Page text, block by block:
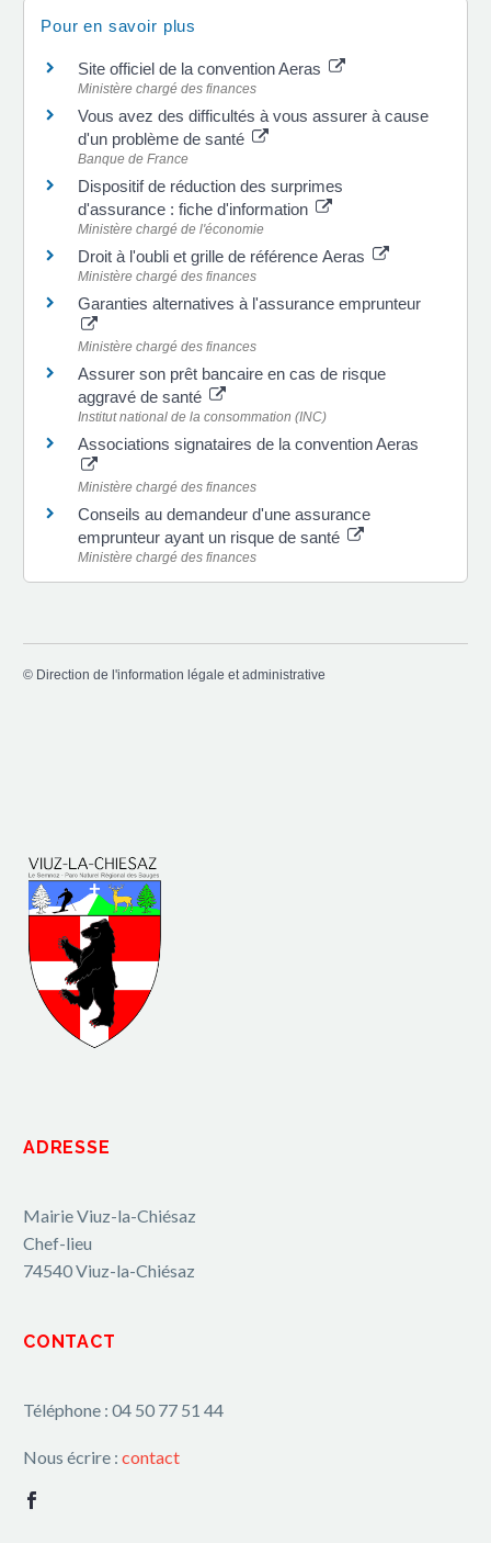
Pour en savoir plus
Site officiel de la convention Aeras
Ministère chargé des finances
Vous avez des difficultés à vous assurer à cause
d'un problème de santé
Banque de France
Dispositif de réduction des surprimes
d'assurance : fiche d'information
Ministère chargé de l'économie
Droit à l'oubli et grille de référence Aeras
Ministère chargé des finances
Garanties alternatives à l'assurance emprunteur
Ministère chargé des finances
Assurer son prêt bancaire en cas de risque
aggravé de santé
Institut national de la consommation (INC)
Associations signataires de la convention Aeras
Ministère chargé des finances
Conseils au demandeur d'une assurance
emprunteur ayant un risque de santé
Ministère chargé des finances
© Direction de l'information légale et administrative
ADRESSE
Mairie Viuz-la-Chiésaz
Chef-lieu
74540 Viuz-la-Chiésaz
CONTACT
Téléphone : 04 50 77 51 44
Nous écrire : contact